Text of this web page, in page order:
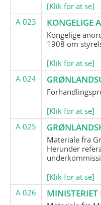
[Klik for at se]
A 023
KONGELIGE
Kongelige
1908 om
[Klik for at se]
A 024
[Klik for at se]
A 025
Materiale fra
Herunder
[Klik for at se]
A 026